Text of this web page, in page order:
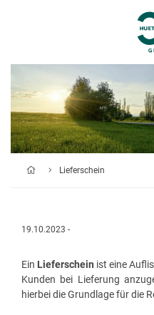
Lieferschein
19.10.2023 -
Ein Lieferschein ist eine
Kunden bei Lieferung
hierbei die Grundlage für die